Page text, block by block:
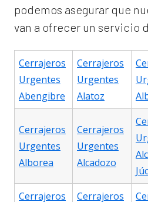
podemos asegurar que
van a ofrecer un servicio
Cerrajeros
Urgentes
Abengibre
Cerrajeros
Urgentes
Alatoz
Cerrajeros
Urgentes
Alborea
Cerrajeros
Urgentes
Alcadozo
Cerrajeros
Cerrajeros